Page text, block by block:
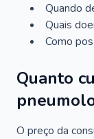
Quando
Quais
Como
Quanto
O preço da